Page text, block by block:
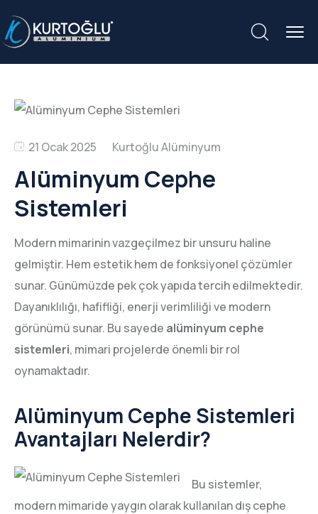
21 Ocak 2025
Alüminyum Cephe
Sistemleri
Modern mimarinin vazgeçilmez bir unsuru haline
gelmiştir. Hem estetik hem de fonksiyonel çözümler
sunar. Günümüzde pek çok yapıda tercih edilmektedir.
Dayanıklılığı, hafifliği, enerji verimliliği ve modern
görünümü sunar. Bu sayede alüminyum cephe
sistemleri, mimari projelerde önemli bir rol
oynamaktadır.
Alüminyum Cephe Sistemleri
Avantajları Nelerdir?
Bu sistemler,
modern mimaride yaygın olarak kullanılan dış cephe